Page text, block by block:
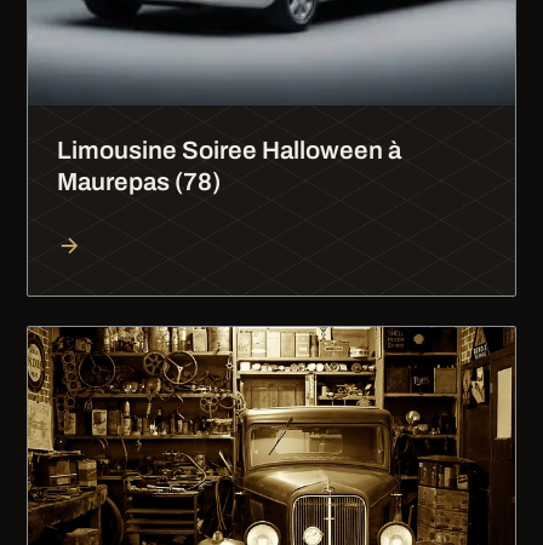
Limousine Soiree Halloween à
Maurepas (78)